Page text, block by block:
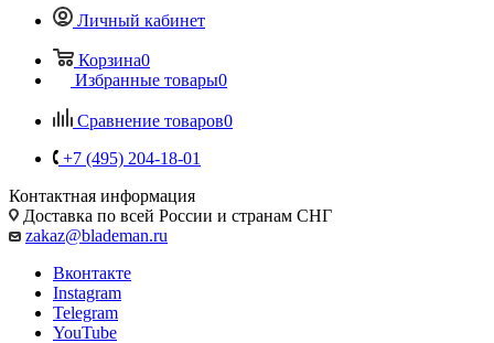
Личный кабинет
Корзина0
Избранные товары0
Сравнение товаров0
+7 (495) 204-18-01
Контактная информация
Доставка по всей России и странам СНГ
zakaz@blademan.ru
Вконтакте
Instagram
Telegram
YouTube